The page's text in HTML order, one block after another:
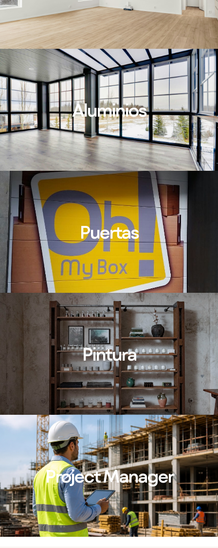
Aluminios
Puertas
Pintura
Project Manager